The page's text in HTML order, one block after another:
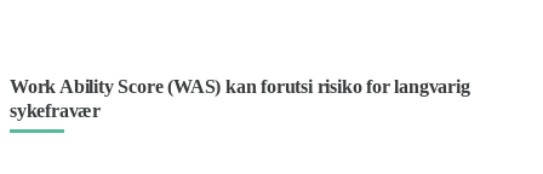
Work Ability Score (WAS) kan forutsi risiko for langvarig
sykefravær